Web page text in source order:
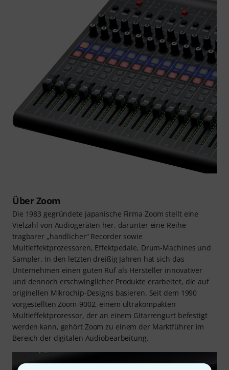
Über Zoom
Die 1983 gegründete japanische Firma Zoom stellt eine
Vielzahl von Audiogeräten her, darunter eine Reihe
tragbarer „handlicher“ Recorder sowie
Multieffektprozessoren, Effektpedale, Drum-Machines und
Sampler. In den letzten dreißig Jahren hat sich das
Unternehmen einen guten Ruf als Hersteller innovativer
und dennoch erschwinglicher Produkte erarbeitet, die auf
originellen Mikrochip-Designs basieren. Seit dem 1990
vorgestellten Zoom-9002, einem ultrakompakten
Multieffektprozessor, der an einem Gitarrengurt befestigt
werden kann, gehört Zoom zu einem der Marktführer im
Bereich der digitalen Audiobearbeitung.